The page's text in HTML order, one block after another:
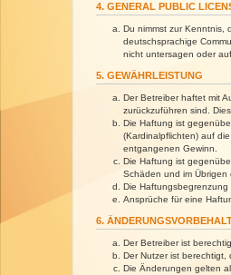
4. GENERAL PUBLIC
Du nimmst zur Kenntnis,
deutschsprachige
nicht untersagen oder
5. GEWÄHRLEISTUNG
Der Betreiber haftet mit
zurückzuführen sind.
Die Haftung ist
(Kardinalpflichten) auf
entgangenen Gewinn.
Die Haftung ist
Schäden und im Übrigen
Die
Ansprüche für eine
6.
Der Betreiber ist
Der Nutzer ist berechtigt,
Die Änderungen gelten